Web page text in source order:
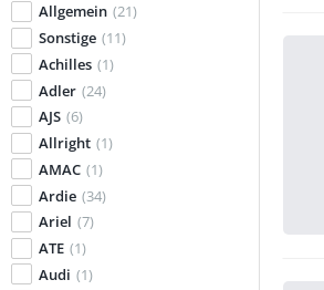
Allgemein (21)
Sonstige (11)
Achilles (1)
Adler (24)
AJS (6)
Allright (1)
AMAC (1)
Ardie (34)
Ariel (7)
ATE (1)
Audi (1)